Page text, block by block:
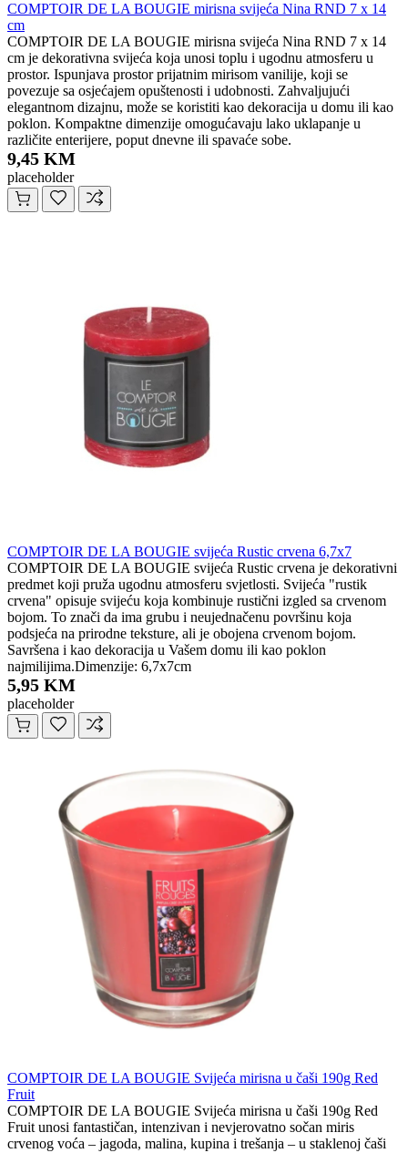
COMPTOIR DE LA BOUGIE mirisna svijeća Nina RND 7 x 14
cm
COMPTOIR DE LA BOUGIE mirisna svijeća Nina RND 7 x 14
cm je dekorativna svijeća koja unosi toplu i ugodnu atmosferu u
prostor. Ispunjava prostor prijatnim mirisom vanilije, koji se
povezuje sa osjećajem opuštenosti i udobnosti. Zahvaljujući
elegantnom dizajnu, može se koristiti kao dekoracija u domu ili kao
poklon. Kompaktne dimenzije omogućavaju lako uklapanje u
različite enterijere, poput dnevne ili spavaće sobe.
9,45 KM
placeholder
COMPTOIR DE LA BOUGIE svijeća Rustic crvena 6,7x7
COMPTOIR DE LA BOUGIE svijeća Rustic crvena je dekorativni
predmet koji pruža ugodnu atmosferu svjetlosti. Svijeća "rustik
crvena" opisuje svijeću koja kombinuje rustični izgled sa crvenom
bojom. To znači da ima grubu i neujednačenu površinu koja
podsjeća na prirodne teksture, ali je obojena crvenom bojom.
Savršena i kao dekoracija u Vašem domu ili kao poklon
najmilijima.Dimenzije: 6,7x7cm
5,95 KM
placeholder
COMPTOIR DE LA BOUGIE Svijeća mirisna u čaši 190g Red
Fruit
COMPTOIR DE LA BOUGIE Svijeća mirisna u čaši 190g Red
Fruit unosi fantastičan, intenzivan i nevjerovatno sočan miris
crvenog voća – jagoda, malina, kupina i trešanja – u staklenoj čaši